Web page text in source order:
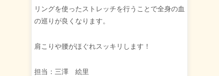
リングを使ったストレッチを行うことで全身の血
の巡りが良くなります。
肩こりや腰がほぐれスッキリします！
担当：三澤 絵里